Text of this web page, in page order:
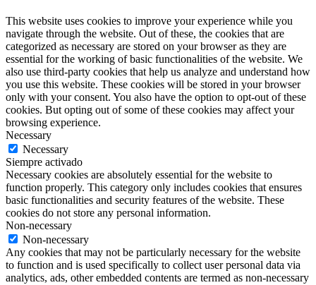
This website uses cookies to improve your experience while you
navigate through the website. Out of these, the cookies that are
categorized as necessary are stored on your browser as they are
essential for the working of basic functionalities of the website. We
also use third-party cookies that help us analyze and understand how
you use this website. These cookies will be stored in your browser
only with your consent. You also have the option to opt-out of these
cookies. But opting out of some of these cookies may affect your
browsing experience.
Necessary
Necessary
Siempre activado
Necessary cookies are absolutely essential for the website to
function properly. This category only includes cookies that ensures
basic functionalities and security features of the website. These
cookies do not store any personal information.
Non-necessary
Non-necessary
Any cookies that may not be particularly necessary for the website
to function and is used specifically to collect user personal data via
analytics, ads, other embedded contents are termed as non-necessary